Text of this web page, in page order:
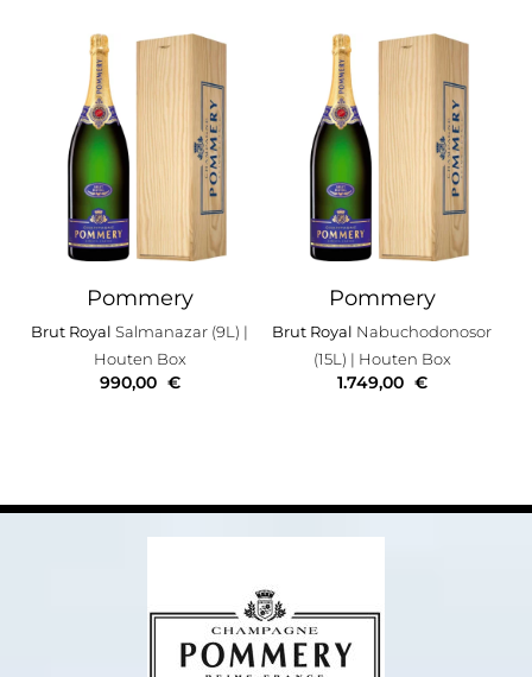
Pommery
Brut RoyalSalmanazar (9L) |
Houten Box
990,00 €
Pommery
Brut Royal Nabuchodonosor
(15L) | Houten Box
1.749,00 €